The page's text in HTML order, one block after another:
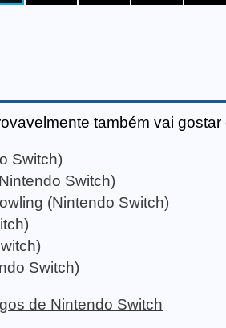
também vai gostar
Switch)
Switch)
(Nintendo Switch)
Switch)
de Nintendo Switch